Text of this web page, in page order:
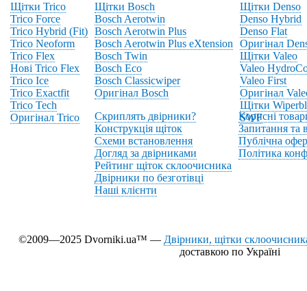
Щітки Trico
Trico Force
Trico Hybrid (Fit)
Trico Neoform
Trico Flex
Нові Trico Flex
Trico Ice
Trico Exactfit
Trico Tech
Оригінал Trico
Щітки Bosch
Bosch Aerotwin
Bosch Aerotwin Plus
Bosch Aerotwin Plus eXtension
Bosch Twin
Bosch Eco
Bosch Classicwiper
Оригінал Bosch
Щітки Denso
Denso Hybrid
Denso Flat
Оригінал
Щітки Valeo
Valeo
Valeo First
Оригінал
Щітки
SWF
Скриплять двірники?
Конструкція щіток
Схеми встановлення
Догляд за двірниками
Рейтинг щіток склоочисника
Двірники по безготівці
Наші клієнти
Корисні
Запитання та
Публічна
Політика
©2009—2025 Dvorniki.ua™ — Двірники, щітки
доставкою по Україні